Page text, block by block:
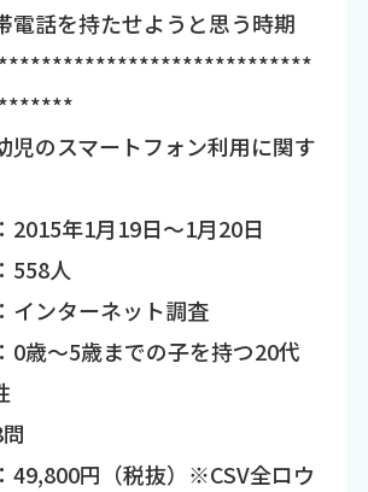
電話を持たせようと思う時期
児のスマートフォン利用に関す
2015年1月19日～1月20日
558人
インターネット調査
0歳～5歳までの子を持つ20代
49,800円（税抜）※CSV全ロウ